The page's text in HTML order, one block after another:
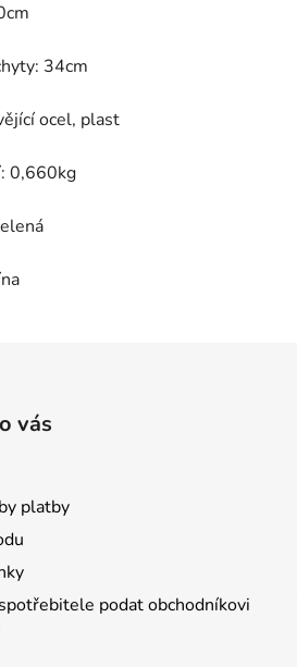
34cm
ocel, plast
0,660kg
vás
platby
podat obchodníkovi